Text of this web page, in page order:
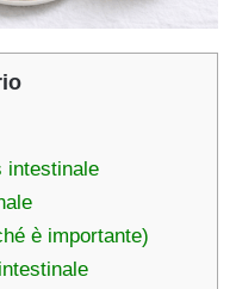
intestinale
è importante)